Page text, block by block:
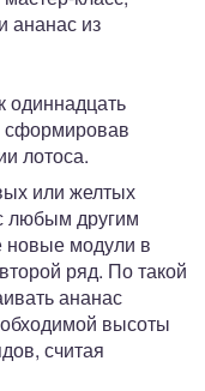
ананас из
одиннадцать
сформировав
лотоса.
или желтых
любым другим
новые модули в
ряд. По такой
ананас
высоты
считая